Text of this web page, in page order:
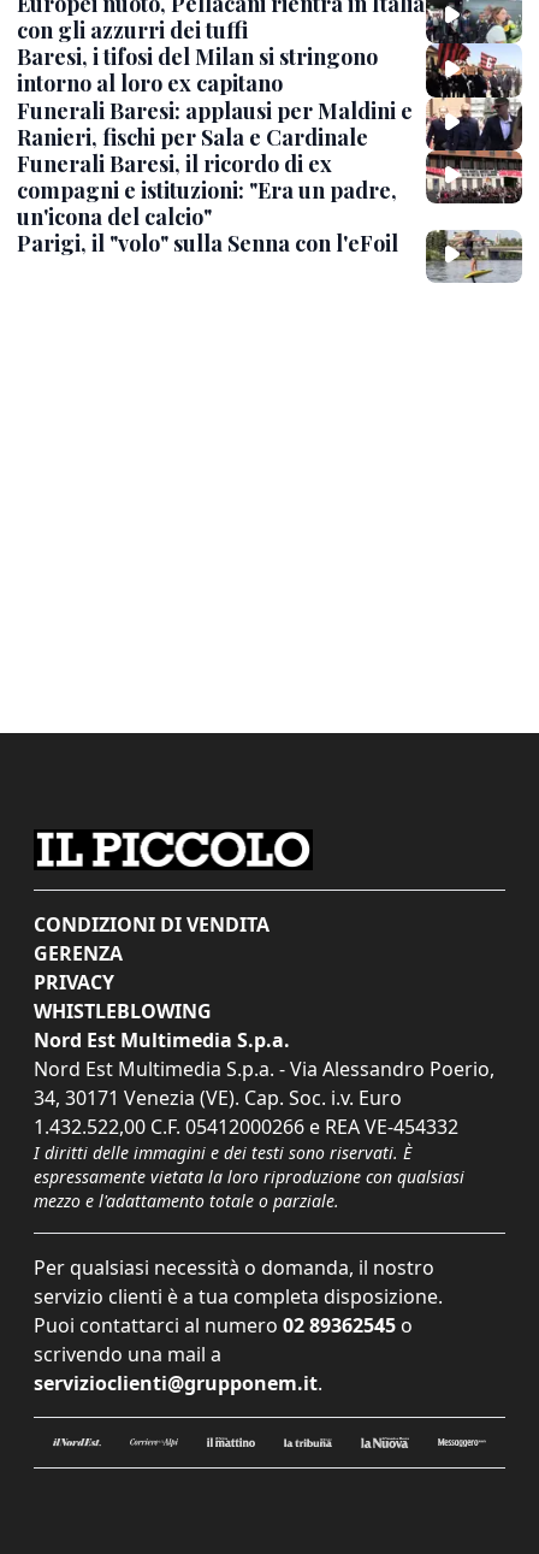
con gli azzurri dei tuffi
Baresi, i tifosi del Milan si stringono
intorno al loro ex capitano
Funerali Baresi: applausi per Maldini e
Ranieri, fischi per Sala e Cardinale
Funerali Baresi, il ricordo di ex
compagni e istituzioni: "Era un padre,
un'icona del calcio"
Parigi, il "volo" sulla Senna con l'eFoil
CONDIZIONI DI VENDITA
GERENZA
PRIVACY
WHISTLEBLOWING
Nord Est Multimedia S.p.a.
Nord Est Multimedia S.p.a. - Via Alessandro Poerio,
34, 30171 Venezia (VE). Cap. Soc. i.v. Euro
1.432.522,00 C.F. 05412000266 e REA VE-454332
I diritti delle immagini e dei testi sono riservati. È
espressamente vietata la loro riproduzione con qualsiasi
mezzo e l'adattamento totale o parziale.
Per qualsiasi necessità o domanda, il nostro
servizio clienti è a tua completa disposizione.
Puoi contattarci al numero 02 89362545 o
scrivendo una mail a
servizioclienti@grupponem.it.